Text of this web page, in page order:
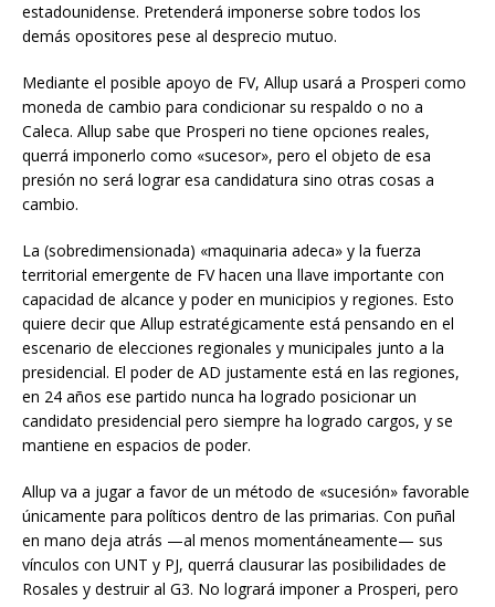
estadounidense. Pretenderá imponerse sobre todos los
demás opositores pese al desprecio mutuo.
Mediante el posible apoyo de FV, Allup usará a Prosperi como
moneda de cambio para condicionar su respaldo o no a
Caleca. Allup sabe que Prosperi no tiene opciones reales,
querrá imponerlo como «sucesor», pero el objeto de esa
presión no será lograr esa candidatura sino otras cosas a
cambio.
La (sobredimensionada) «maquinaria adeca» y la fuerza
territorial emergente de FV hacen una llave importante con
capacidad de alcance y poder en municipios y regiones. Esto
quiere decir que Allup estratégicamente está pensando en el
escenario de elecciones regionales y municipales junto a la
presidencial. El poder de AD justamente está en las regiones,
en 24 años ese partido nunca ha logrado posicionar un
candidato presidencial pero siempre ha logrado cargos, y se
mantiene en espacios de poder.
Allup va a jugar a favor de un método de «sucesión» favorable
únicamente para políticos dentro de las primarias. Con puñal
en mano deja atrás —al menos momentáneamente— sus
vínculos con UNT y PJ, querrá clausurar las posibilidades de
Rosales y destruir al G3. No logrará imponer a Prosperi, pero